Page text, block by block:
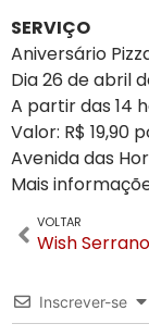
SERVIÇO
Aniversário
Dia 26 de abril
A partir das 14
Valor: R$ 19,90
Avenida das
Mais
VOLTAR
Inscrever-se